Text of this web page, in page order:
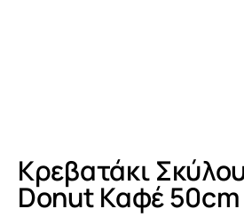
Κρεβατάκι
Donut Καφέ 50cm